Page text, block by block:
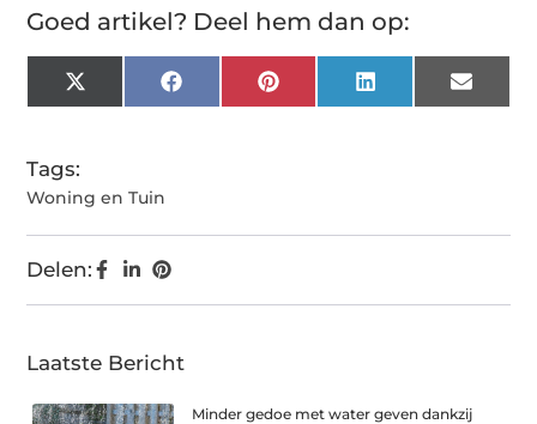
Goed artikel? Deel hem dan op:
X
(Twitter)
FacebookPinterest LinkedIn Email
Tags:
Woning en Tuin
Delen:
Laatste Bericht
Minder gedoe met water geven dankzij